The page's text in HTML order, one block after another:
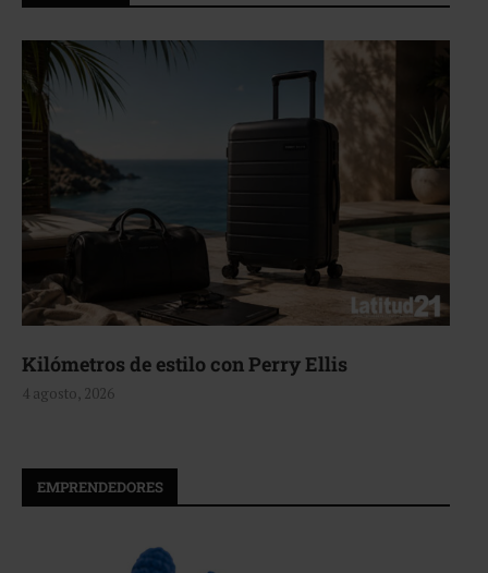
Aerie, texturas que fluyen
4 agosto, 2026
EMPRENDEDORES